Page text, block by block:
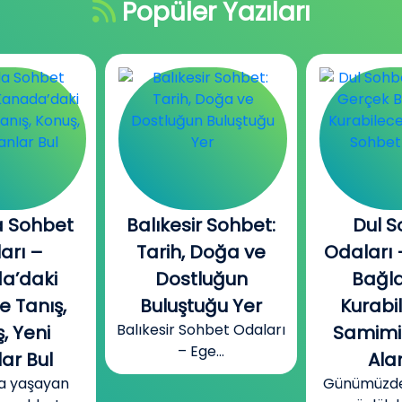
Popüler Yazıları
Sohbet:
ve
Yer
Odaları
Dul Sohbet
Odaları – Gerçek
Bağlantılar
Kurabileceğin
Samimi Sohbet
Alanları
İzmir
– Gabile
Ege’nin